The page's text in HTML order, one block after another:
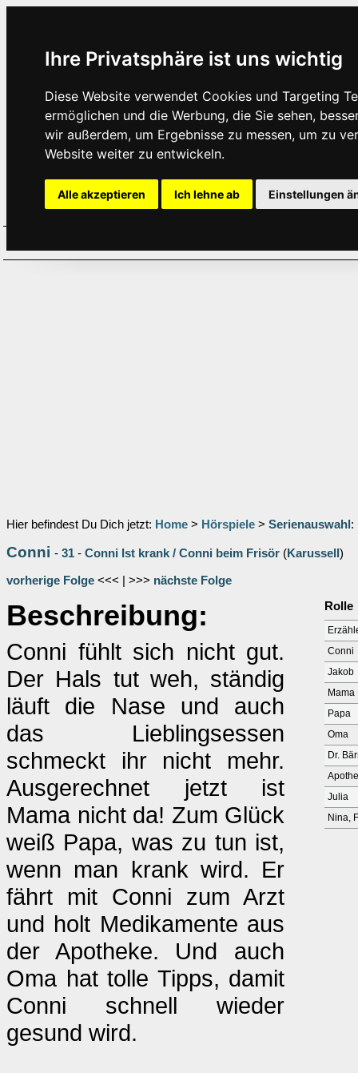
Ihre Privatsphäre ist uns wichtig
Diese Website verwendet Cookies und Targeting
ermöglichen und die Werbung, die Sie sehen,
wir außerdem, um Ergebnisse zu messen, um zu
Website weiter zu entwickeln.
Alle akzeptieren Ich lehne ab Einstellungen
Hier befindest Du Dich jetzt: Home > Hörspiele > Serienauswahl :
Conni - 31 - Conni Ist krank / Conni beim Frisör (Karussell )
vorherige Folge <<< | >>> nächste Folge
Beschreibung:
Conni fühlt sich nicht gut.
Der Hals tut weh, ständig
läuft die Nase und auch
das Lieblingsessen
schmeckt ihr nicht mehr.
Ausgerechnet jetzt ist
Mama nicht da! Zum Glück
weiß Papa, was zu tun ist,
wenn man krank wird. Er
fährt mit Conni zum Arzt
und holt Medikamente aus
der Apotheke. Und auch
Oma hat tolle Tipps, damit
Conni schnell wieder
gesund wird.
Rolle
Conni
Jakob
Mama
Papa
Oma
Dr.
Julia
Nina,